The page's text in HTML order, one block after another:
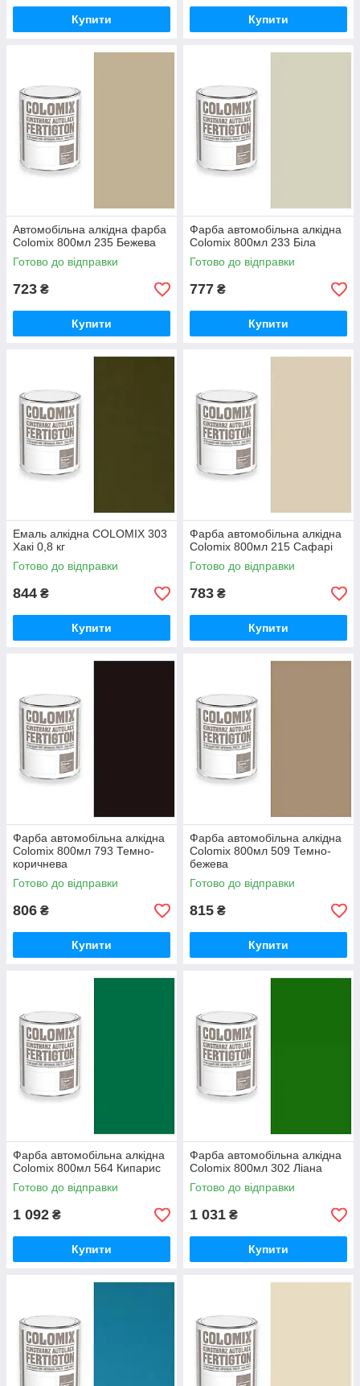
Купити Купити
Автомобільна алкідна фарба
Colomix 800мл 235 Бежева
Готово до відправки
723 ₴
Купити
Фарба автомобільна алкідна
Colomix 800мл 233 Біла
Готово до відправки
777 ₴
Купити
Емаль алкідна COLOMIX 303
Хакі 0,8 кг
Готово до відправки
844 ₴
Купити
Фарба автомобільна алкідна
Colomix 800мл 215 Сафарі
Готово до відправки
783 ₴
Купити
Фарба автомобільна алкідна
Colomix 800мл 793 Темно-
коричнева
Готово до відправки
806 ₴
Купити
Фарба автомобільна алкідна
Colomix 800мл 509 Темно-
бежева
Готово до відправки
815 ₴
Купити
Фарба автомобільна алкідна
Colomix 800мл 564 Кипарис
Готово до відправки
1 092 ₴
Купити
Фарба автомобільна алкідна
Colomix 800мл 302 Ліана
Готово до відправки
1 031 ₴
Купити